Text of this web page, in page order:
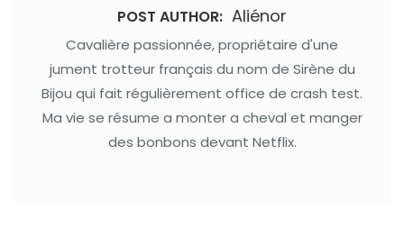
POST AUTHOR: Aliénor
Cavalière passionnée, propriétaire d'une
jument trotteur français du nom de Sirène du
Bijou qui fait régulièrement office de crash test.
Ma vie se résume a monter a cheval et manger
des bonbons devant Netflix.